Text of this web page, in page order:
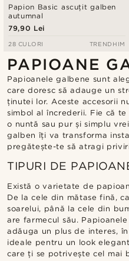
Papion Basic ascuțit galben
autumnal
79,90 Lei
28 CULORI TRENDHIM
PAPIOANE
Papioanele galbene sunt
care doresc să adauge un
ținutei lor. Aceste accesorii
simbol al încrederii. Fie că
o nuntă sau pur și simplu
galben îți va transforma
pregătește-te să atragi
TIPURI DE
Există o varietate de
De la cele din mătase fină,
soarelui, până la cele din
are farmecul său.
adăuga un plus de interes,
ideale pentru un look
care ți se potrivește cel mai